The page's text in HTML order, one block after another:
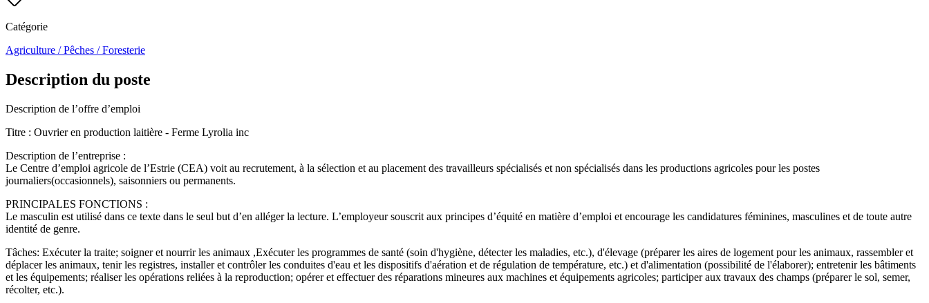
Catégorie
Agriculture / Pêches / Foresterie
Description du poste
Description de l’offre d’emploi
Titre : Ouvrier en production laitière - Ferme Lyrolia inc
Description de l’entreprise :
Le Centre d’emploi agricole de l’Estrie (CEA) voit au recrutement, à la sélection et au placement des travailleurs spécialisés et non spécialisés dans les productions agricoles pour les postes
journaliers(occasionnels), saisonniers ou permanents.
PRINCIPALES FONCTIONS :
Le masculin est utilisé dans ce texte dans le seul but d’en alléger la lecture. L’employeur souscrit aux principes d’équité en matière d’emploi et encourage les candidatures féminines, masculines et de toute autre
identité de genre.
Tâches: Exécuter la traite; soigner et nourrir les animaux ,Exécuter les programmes de santé (soin d'hygiène, détecter les maladies, etc.), d'élevage (préparer les aires de logement pour les animaux, rassembler et
déplacer les animaux, tenir les registres, installer et contrôler les conduites d'eau et les dispositifs d'aération et de régulation de température, etc.) et d'alimentation (possibilité de l'élaborer); entretenir les bâtiments
et les équipements; réaliser les opérations reliées à la reproduction; opérer et effectuer des réparations mineures aux machines et équipements agricoles; participer aux travaux des champs (préparer le sol, semer,
récolter, etc.).